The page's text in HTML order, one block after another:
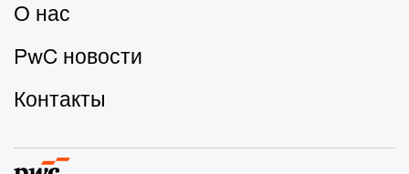
О нас
PwC новости
Контакты